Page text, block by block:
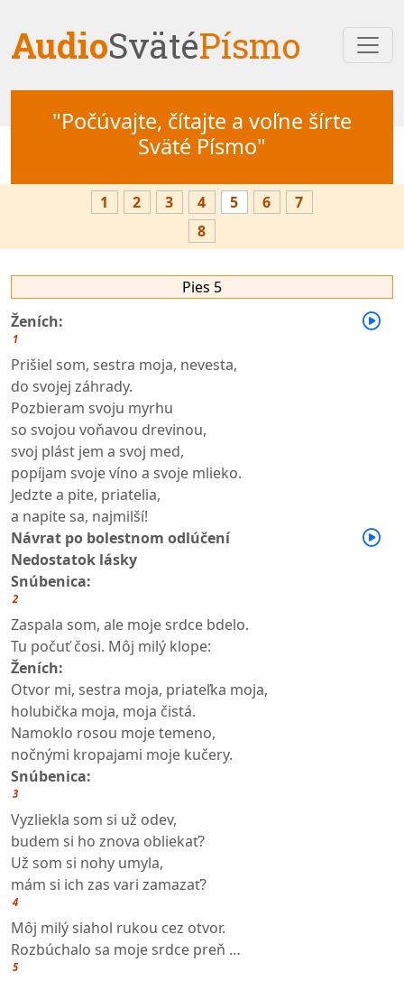
AudioSvätéPísmo
"Počúvajte, čítajte a voľne šírte
Sväté Písmo"
1 2 3 4 5 6
7
8
Pies 5
Ženích:
1
Prišiel som, sestra moja, nevesta,
do svojej záhrady.
Pozbieram svoju myrhu
so svojou voňavou drevinou,
svoj plást jem a svoj med,
popíjam svoje víno a svoje mlieko.
Jedzte a pite, priatelia,
a napite sa, najmilší!
Návrat po bolestnom odlúčení
Nedostatok lásky
Snúbenica:
2
Zaspala som, ale moje srdce bdelo.
Tu počuť čosi. Môj milý klope:
Ženích:
Otvor mi, sestra moja, priateľka moja,
holubička moja, moja čistá.
Namoklo rosou moje temeno,
nočnými kropajami moje kučery.
Snúbenica:
3
Vyzliekla som si už odev,
budem si ho znova obliekať?
Už som si nohy umyla,
mám si ich zas vari zamazať?
4
Môj milý siahol rukou cez otvor.
Rozbúchalo sa moje srdce preň …
5